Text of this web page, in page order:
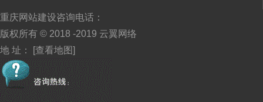
重庆网站建设咨询电话：
版权所有 © 2018 -2019 云翼网络
地 址：
[查看地图]